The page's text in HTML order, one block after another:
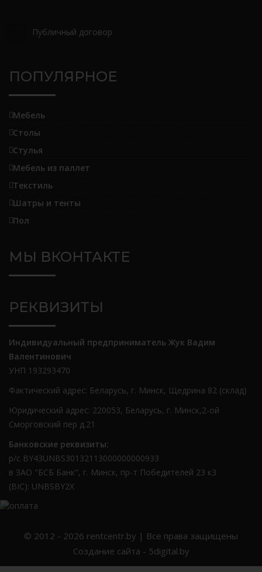
Публичный договор
ПОПУЛЯРНОЕ
Мебель
Столы
Стулья
Мебель из паллет
Текстиль
Шатры и тенты
Пол
МЫ ВКОНТАКТЕ
РЕКВИЗИТЫ
Индивидуальный предприниматель Жук Вадим
Валентинович
УНП 193293470
Фактический адрес: Беларусь, г. Минск, Щедрина 82 (склад)
Юридический адрес: 220053, Беларусь, г. Минск,2-ой
Сморговский пер д.21
Банковские реквизиты:
р/с BY43UNBS30132113000000000933
в ЗАО "БСБ Банк", г. Минск, пр-т Победителей 23 к3
(BIC): UNBSBY2X
© 2012 - 2026 rentcentr.by | Все права защищены
Создание сайта - 5digital.by